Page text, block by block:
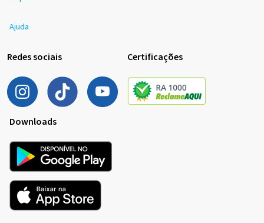
Ajuda
Redes sociais Certificações
Downloads